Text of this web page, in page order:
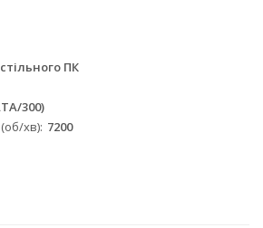
ПК
300)
хв) 7200